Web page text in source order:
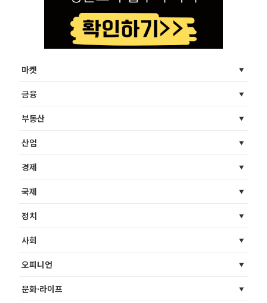
마켓
금융
부동산
산업
경제
국제
정치
사회
오피니언
문화·라이프